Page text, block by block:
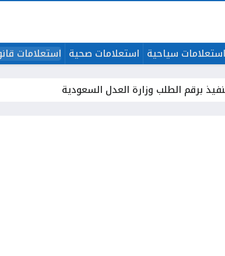
استعلامات سياحية استعلامات صحية استعلامات
برقم الطلب وزارة العدل السعودية